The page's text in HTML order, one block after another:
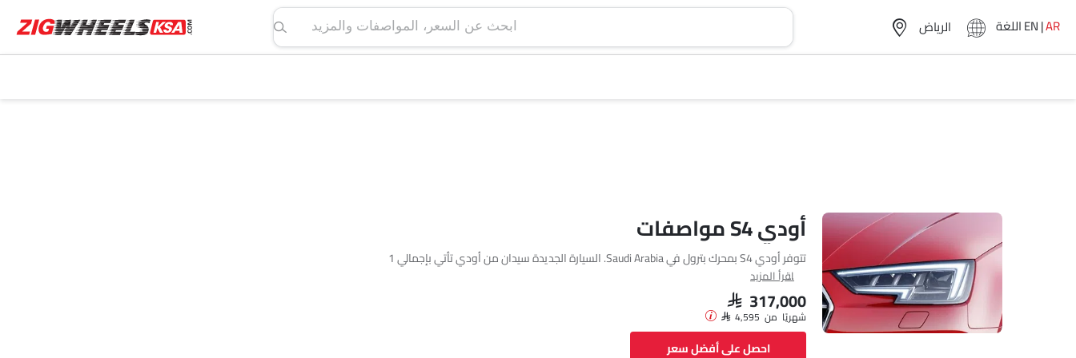
ابحث عن السعر، المواصفات والمزيد اللغةEN|AR
أودي S4 مواصفات
تتوفر أودي S4 بمحرك بترول في Saudi Arabia. السيارة الجديدة سيدان من أودي تأتي بإجمالي 1
فئة.
اقرأ المزيد
SAR 317,000
شهريًا من SAR 4,595
احصل على أفضل سعر